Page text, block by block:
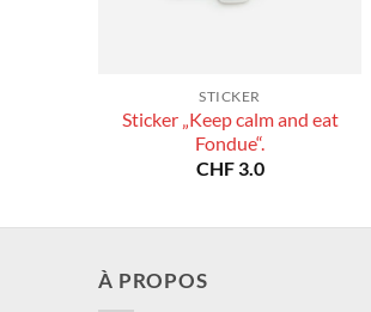
STICKER
Sticker „Keep calm and eat
Fondue“.
CHF3.0
À PROPOS